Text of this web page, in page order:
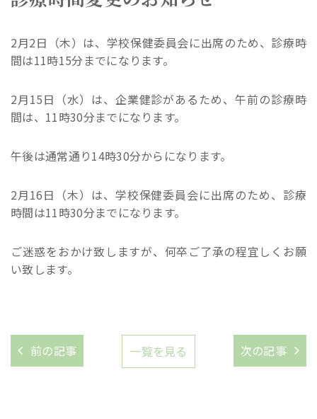
2月2日（木）は、学校保健委員会に出席のため、診療時
間は11時15分までになります。
2月15日（水）は、企業健診があるため、午前の診療時
間は、11時30分までになります。
午後は通常通り14時30分からになります。
2月16日（木）は、学校保健委員会に出席のため、診療
時間は11時30分までになります。
ご迷惑をおかけ致しますが、何卒ご了承の程宜しくお願
い致します。
前の記事 一覧を見る 次の記事